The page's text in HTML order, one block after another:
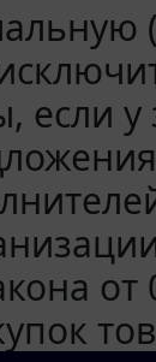
если у